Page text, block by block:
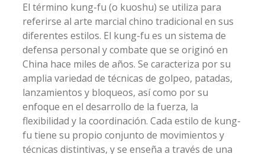
El término kung-fu (o kuoshu) se utiliza para
referirse al arte marcial chino tradicional en sus
diferentes estilos. El kung-fu es un sistema de
defensa personal y combate que se originó en
China hace miles de años. Se caracteriza por su
amplia variedad de técnicas de golpeo, patadas,
lanzamientos y bloqueos, así como por su
enfoque en el desarrollo de la fuerza, la
flexibilidad y la coordinación. Cada estilo de kung-
fu tiene su propio conjunto de movimientos y
técnicas distintivas, y se enseña a través de una